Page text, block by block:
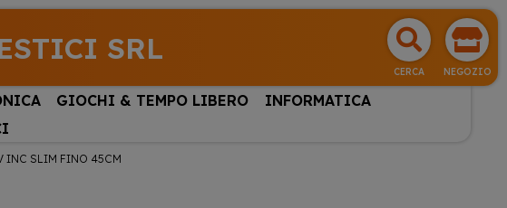
SRL
CERCA NEGOZIO
GIOCHI & TEMPO LIBERO
INFORMATICA
INC SLIM FINO 45CM